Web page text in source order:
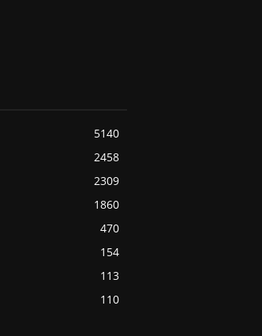
5140
2458
2309
1860
470
154
113
110